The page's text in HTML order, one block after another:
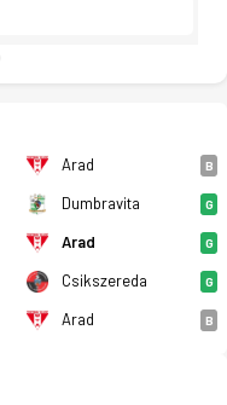
Arad B
Dumbravita G
Arad G
Csikszereda G
Arad B